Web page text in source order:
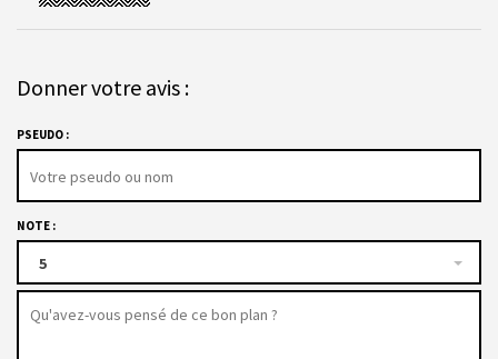
Donner votre avis :
PSEUDO :
NOTE :
5